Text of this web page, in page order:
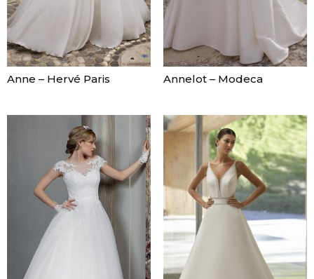
Anne – Hervé Paris Annelot – Modeca